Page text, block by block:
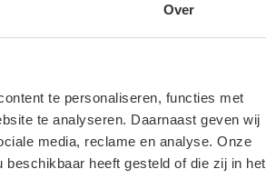
Over
te personaliseren, functies met
te analyseren. Daarnaast geven wij
media, reclame en analyse. Onze
heeft gesteld of die zij in het